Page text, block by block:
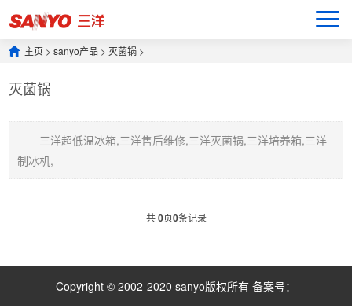
主页 >sanyo产品 > 灭菌锅 >
灭菌锅
三洋超低温冰箱,三洋售后维修,三洋灭菌锅,三洋培养箱,三洋
制冰机,
共0页0条记录
Copyright © 2002-2020 sanyo版权所有 备案号：